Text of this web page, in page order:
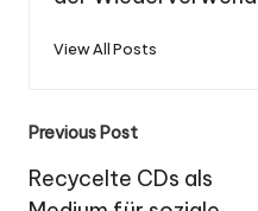
View All Posts
Post
navigation
Previous Post
Recycelte CDs als